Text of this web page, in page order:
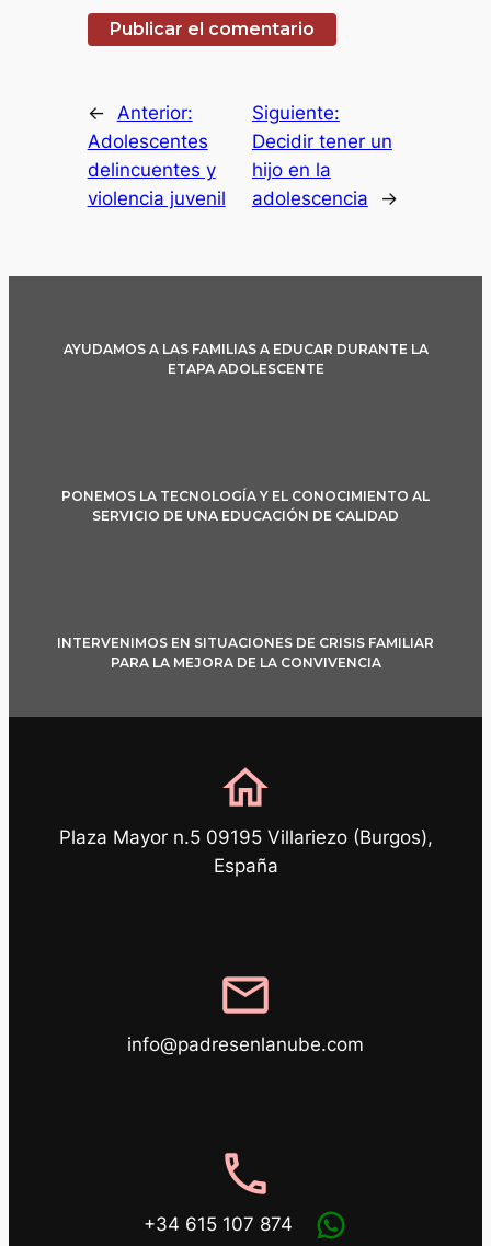
←
Anterior:
Adolescentes
delincuentes y
violencia juvenil
Siguiente:
Decidir tener un
hijo en la
adolescencia
→
AYUDAMOS A LAS FAMILIAS A EDUCAR DURANTE LA
ETAPA ADOLESCENTE
PONEMOS LA TECNOLOGÍA Y EL CONOCIMIENTO AL
SERVICIO DE UNA EDUCACIÓN DE CALIDAD
INTERVENIMOS EN SITUACIONES DE CRISIS FAMILIAR
PARA LA MEJORA DE LA CONVIVENCIA
home
Plaza Mayor n.5 09195 Villariezo (Burgos),
España
mail
info@padresenlanube.com
phone
+34 615 107 874